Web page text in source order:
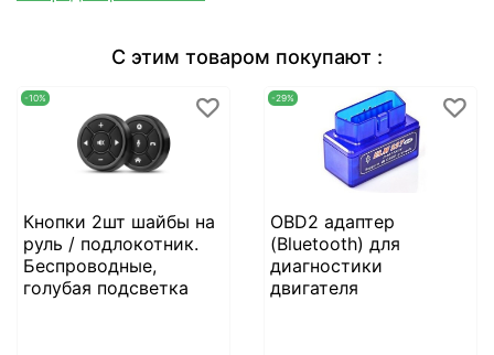
С этим товаром покупают :
-10%
Кнопки 2шт шайбы на
руль / подлокотник.
Беспроводные,
голубая подсветка
-29%
OBD2 адаптер
(Bluetooth) для
диагностики
двигателя